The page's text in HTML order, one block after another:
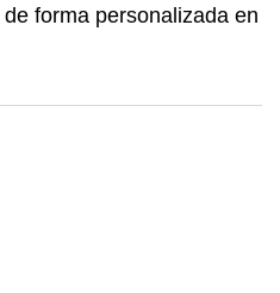
de forma personalizada en